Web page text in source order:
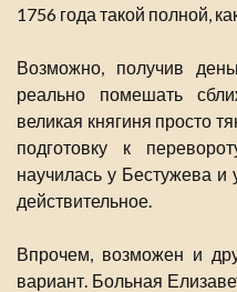
1756 года такой полной,
Возможно, получив
реально помешать
великая княгиня просто
подготовку к
научилась у Бестужева
действительное.
Впрочем, возможен и
вариант. Больная